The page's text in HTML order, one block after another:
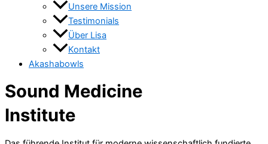
Unsere Mission
Testimonials
Über Lisa
Kontakt
Akashabowls
Sound Medicine
Institute